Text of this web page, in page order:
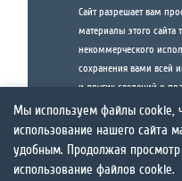
Сайт разрешает вам
материалы этого сайта
некоммерческого
сохранения вами всей
и других сведений о
содержащихся в
копиях. Запрещается
также распространять
виде или
Мы используем файлы cookie,
использование нашего сайта
удобным. Продолжая просмотр
использование файлов cookie.